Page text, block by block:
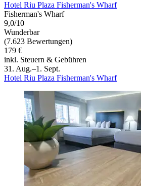
Hotel Riu Plaza Fisherman's Wharf
Fisherman's Wharf
9,0/10
Wunderbar
(7.623 Bewertungen)
179 €
inkl. Steuern & Gebühren
31. Aug.–1. Sept.
Hotel Riu Plaza Fisherman's Wharf